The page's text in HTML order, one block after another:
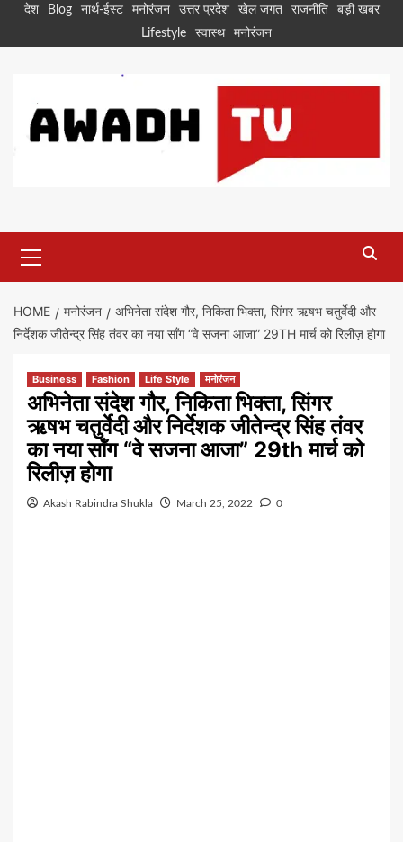
Skipदेश Blog नार्थ-ईस्ट मनोरंजन उत्तर प्रदेश खेल जगत राजनीति
बड़ी खबर
Lifestyle
स्वास्थ मनोरंजन
Menu
HOME मनोरंजन
अभिनेता संदेश गौर, निकिता भिक्ता, सिंगर ऋषभ चतुर्वेदी और
निर्देशक जीतेन्द्र सिंह तंवर का नया सॉंग “वे सजना आजा” 29TH मार्च को रिलीज़ होगा
Business Fashion Life Style मनोरंजन
अभिनेता संदेश गौर, निकिता भिक्ता, सिंगर
ऋषभ चतुर्वेदी और निर्देशक जीतेन्द्र सिंह तंवर
का नया सॉंग “वे सजना आजा” 29th मार्च को
रिलीज़ होगा
Akash Rabindra Shukla March 25, 2022 0